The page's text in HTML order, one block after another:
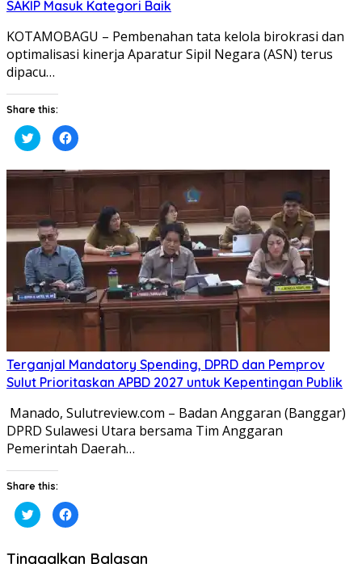
SAKIP Masuk Kategori Baik
KOTAMOBAGU – Pembenahan tata kelola birokrasi dan
optimalisasi kinerja Aparatur Sipil Negara (ASN) terus
dipacu…
Share this:
Klik
untuk
berbagi
Twitter(Membuka
jendela
baru)
Klik
untuk
Facebook(Membuka
baru)
Terganjal Mandatory Spending, DPRD dan Pemprov
Sulut Prioritaskan APBD 2027 untuk Kepentingan Publik
​ ​Manado, Sulutreview.com – Badan Anggaran (Banggar)
DPRD Sulawesi Utara bersama Tim Anggaran
Pemerintah Daerah…
Share this:
Klik
untuk
berbagi
Twitter(Membuka
di
Klik
untuk
Facebook(Membuka
di
Tinggalkan Balasan